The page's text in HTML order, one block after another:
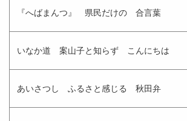
『へばまんつ』 県民だけの 合言葉
いなか道 案山子と知らず こんにちは
あいさつし ふるさと感じる 秋田弁